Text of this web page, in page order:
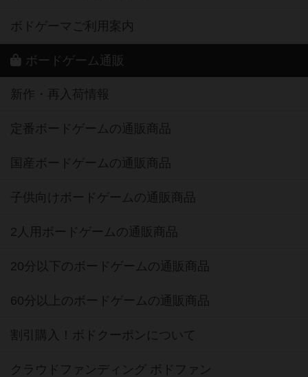
ボドゲーマご利用案内
ボードゲーム通販
新作・再入荷情報
定番ボードゲームの通販商品
国産ボードゲームの通販商品
子供向けボードゲームの通販商品
2人用ボードゲームの通販商品
20分以下のボードゲームの通販商品
60分以上のボードゲームの通販商品
割引購入！ボドクーポンについて
クラウドファンディング ボドファン